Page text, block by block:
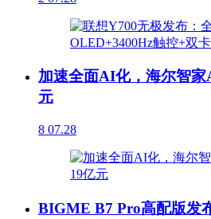
加速全面AI化，海尔智
元
8 07.28
BIGME B7 Pro高配版发